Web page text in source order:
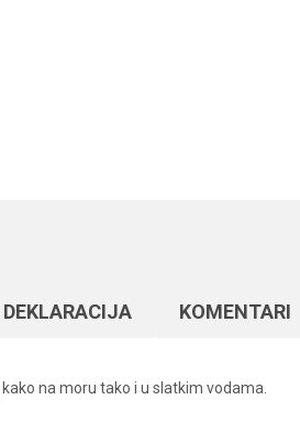
DEKLARACIJA KOMENTARI
na moru tako i u slatkim vodama.